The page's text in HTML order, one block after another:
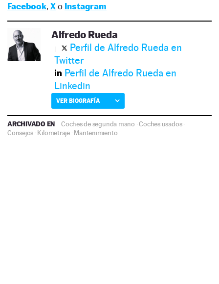
Facebook, Xo Instagram
Alfredo Rueda
Perfil de Alfredo Rueda en
Twitter
Perfil de Alfredo Rueda en
Linkedin
VER BIOGRAFÍA
ARCHIVADO EN Coches de segunda mano ·Coches usados·
Consejos ·Kilometraje·Mantenimiento